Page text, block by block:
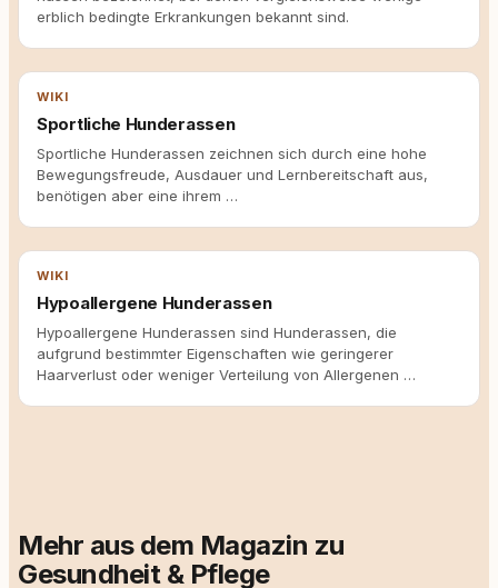
erblich bedingte Erkrankungen bekannt sind.
WIKI
Sportliche Hunderassen
Sportliche Hunderassen zeichnen sich durch eine hohe
Bewegungsfreude, Ausdauer und Lernbereitschaft aus,
benötigen aber eine ihrem …
WIKI
Hypoallergene Hunderassen
Hypoallergene Hunderassen sind Hunderassen, die
aufgrund bestimmter Eigenschaften wie geringerer
Haarverlust oder weniger Verteilung von Allergenen …
Mehr aus dem Magazin zu
Gesundheit & Pflege